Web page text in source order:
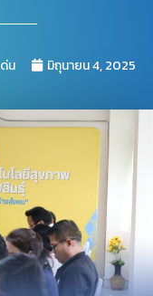
น
มิถุนายน 4, 2025